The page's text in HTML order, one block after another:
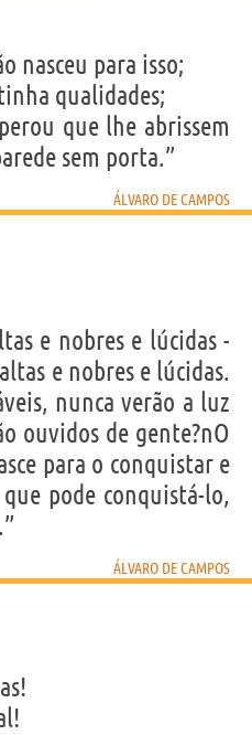
nasceu para isso;
qualidades;
que lhe abrissem
sem porta.”
ÁLVARO DE CAMPOS
e nobres e lúcidas -
e nobres e lúcidas.
nunca verão a luz
ouvidos de gente?nO
para o conquistar e
pode conquistá-lo,
ÁLVARO DE CAMPOS